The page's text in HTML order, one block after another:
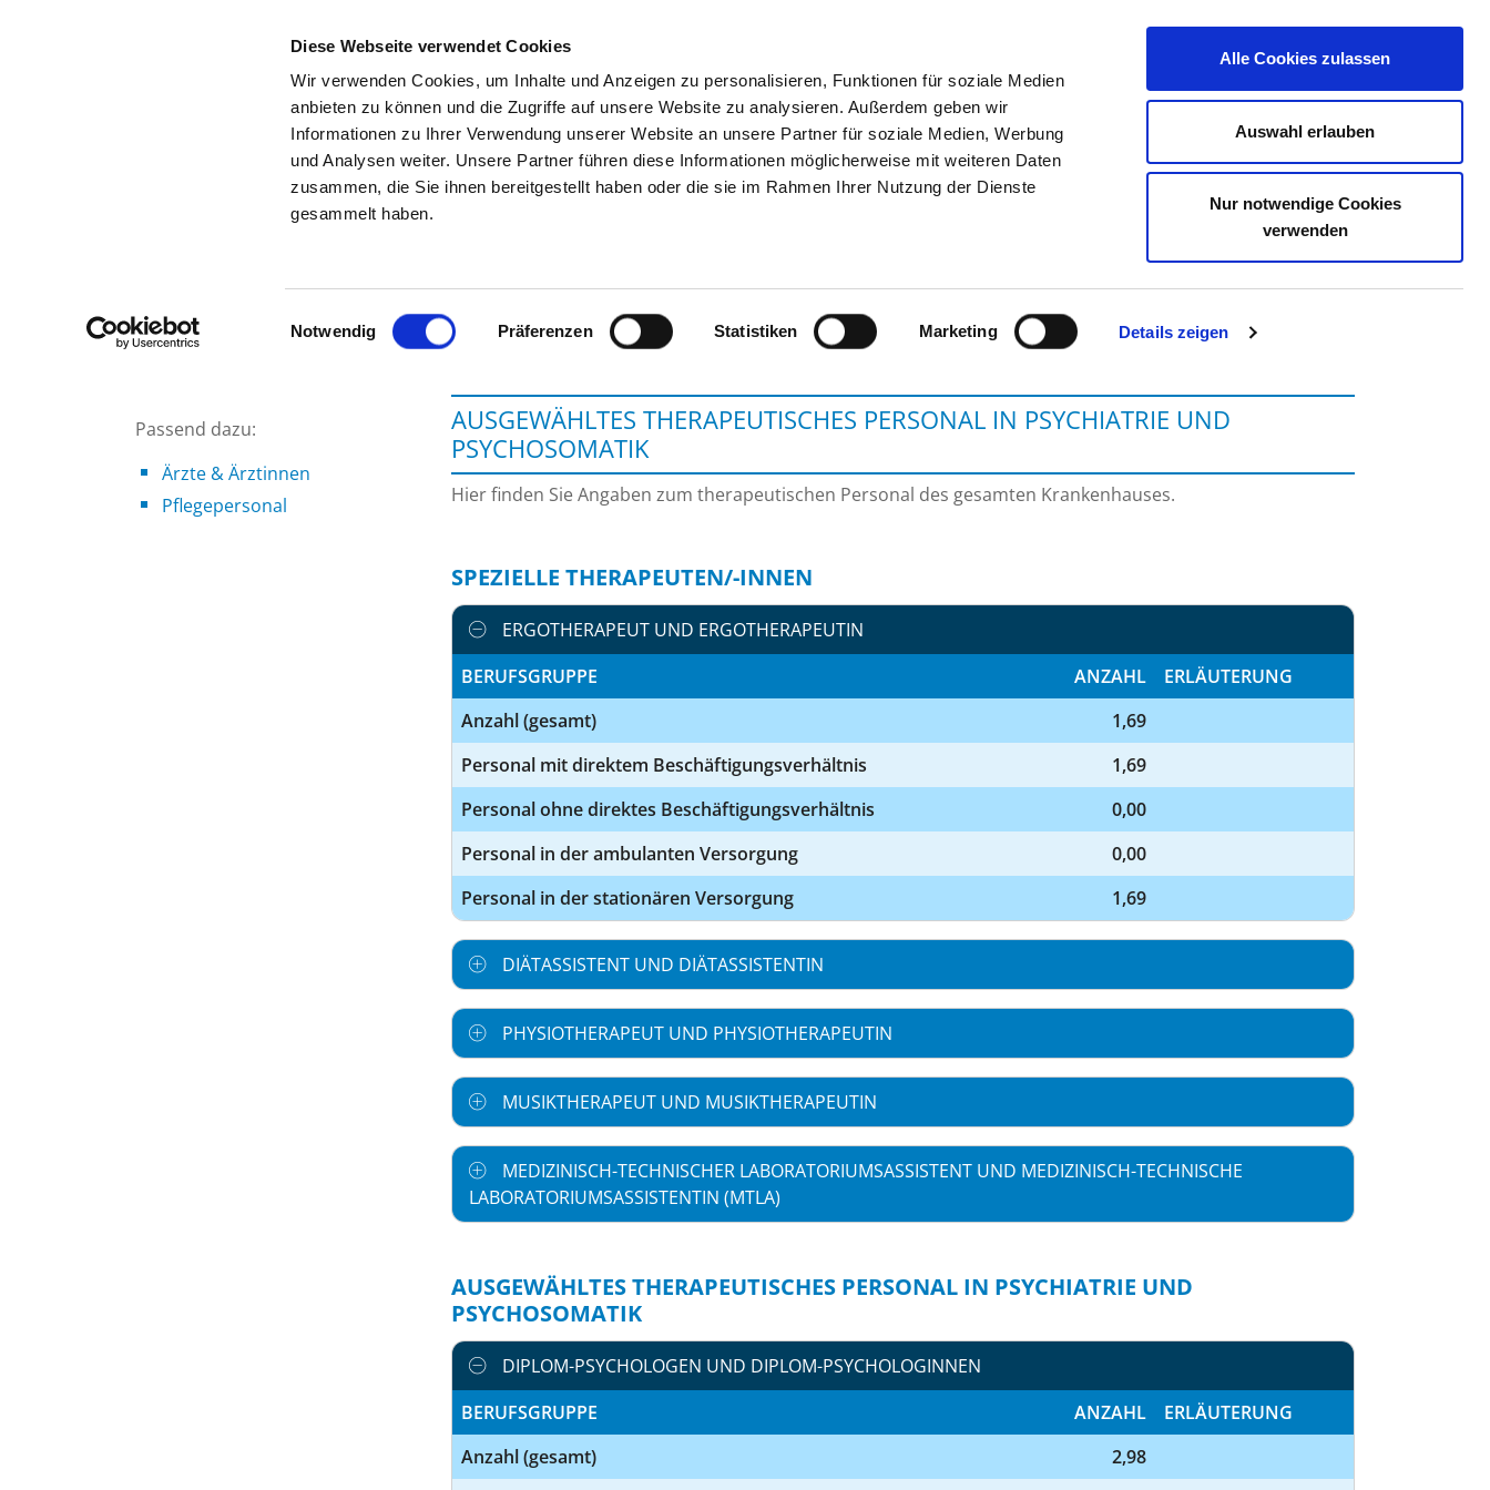
Diese Webseite verwendet Cookies
Wir verwenden Cookies, um Inhalte und Anzeigen zu personalisieren, Funktionen für soziale Medien
anbieten zu können und die Zugriffe auf unsere Website zu analysieren. Außerdem geben wir
Informationen zu Ihrer Verwendung unserer Website an unsere Partner für soziale Medien, Werbung
und Analysen weiter. Unsere Partner führen diese Informationen möglicherweise mit weiteren Daten
zusammen, die Sie ihnen bereitgestellt haben oder die sie im Rahmen Ihrer Nutzung der Dienste
gesammelt haben.
Einwilligungsauswahl
Notwendig Präferenzen Statistiken Marketing Details zeigen
Alle Cookies zulassen
Auswahl erlauben
Nur notwendige Cookies
verwenden
SUCHEN TIPPS & HILFE DAS DKV STELLENBÖRSE KONTAKT IHRE MEINUNG
Zur Krankenhaus-Startseite
Passend dazu:
Ärzte & Ärztinnen
Pflegepersonal
AUSGEWÄHLTES THERAPEUTISCHES PERSONAL IN PSYCHIATRIE UND
PSYCHOSOMATIK
Hier finden Sie Angaben zum therapeutischen Personal des gesamten Krankenhauses.
SPEZIELLE THERAPEUTEN/-INNEN
ERGOTHERAPEUT UND ERGOTHERAPEUTIN
BERUFSGRUPPE
ANZAHL
ERLÄUTERUNG
Anzahl (gesamt)
1,69
Personal mit direktem Beschäftigungsverhältnis
1,69
Personal ohne direktes Beschäftigungsverhältnis
0,00
Personal in der ambulanten Versorgung
0,00
Personal in der stationären Versorgung
1,69
DIÄTASSISTENT UND DIÄTASSISTENTIN
PHYSIOTHERAPEUT UND PHYSIOTHERAPEUTIN
MUSIKTHERAPEUT UND MUSIKTHERAPEUTIN
MEDIZINISCH-TECHNISCHER LABORATORIUMSASSISTENT UND MEDIZINISCH-TECHNISCHE
LABORATORIUMSASSISTENTIN (MTLA)
AUSGEWÄHLTES THERAPEUTISCHES PERSONAL IN PSYCHIATRIE UND
PSYCHOSOMATIK
DIPLOM-PSYCHOLOGEN UND DIPLOM-PSYCHOLOGINNEN
BERUFSGRUPPE
ANZAHL
ERLÄUTERUNG
Anzahl (gesamt)
2,98